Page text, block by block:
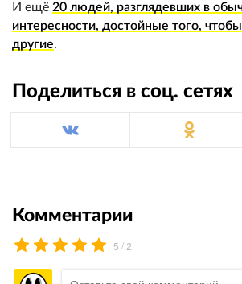
И ещё 20 людей, разглядевших в
интересности, достойные того,
другие.
Поделиться в соц. сетях
Комментарии
5 /2